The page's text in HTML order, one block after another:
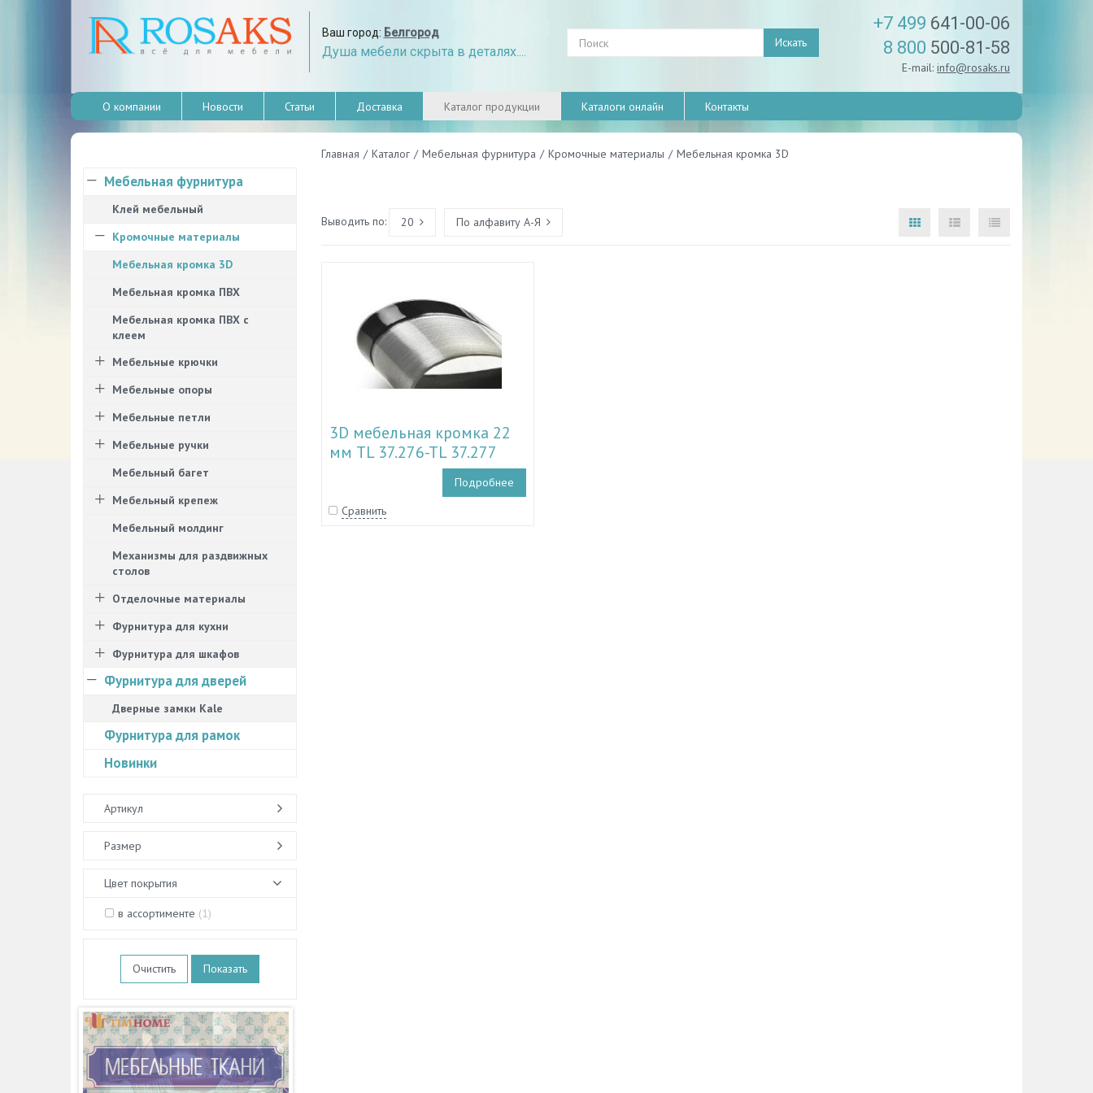
Ваш город: Белгород
Душа мебели скрыта в деталях....
Искать
+7 499 641-00-06
8 800 500-81-58
E-mail: info@rosaks.ru
О компании Новости Статьи Доставка Каталог продукции Каталоги онлайн Контакты
Главная / Каталог / Мебельная фурнитура / Кромочные материалы / Мебельная кромка 3D
Выводить по: 20 По алфавиту А-Я
3D мебельная кромка 22
мм TL 37.276-TL 37.277
Подробнее
Сравнить
Мебельная фурнитура
Клей мебельный
Кромочные материалы
Мебельная кромка 3D
Мебельная кромка ПВХ
Мебельная кромка ПВХ с
клеем
Мебельные крючки
Мебельные опоры
Мебельные петли
Мебельные ручки
Мебельный багет
Мебельный крепеж
Мебельный молдинг
Механизмы для раздвижных
столов
Отделочные материалы
Фурнитура для кухни
Фурнитура для шкафов
Фурнитура для дверей
Дверные замки Kale
Фурнитура для рамок
Новинки
Артикул
Размер
Цвет покрытия
в ассортименте (1)
Очистить